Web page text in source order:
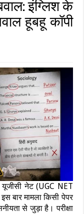
बवाल: इंग्लिश के
हूबहू कॉपी
नेट (UGC NET
बार मामला किसी पेपर
से जुड़ा है। परीक्षा